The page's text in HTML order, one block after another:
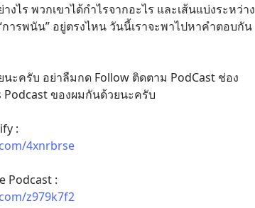
งไร พวกเขาได้กำไรจากอะไร และเส้นแบ่งระหว่าง
การพนัน” อยู่ตรงไหน วันนี้เราจะพาไปหาคำตอบกัน
นะครับ อย่าลืมกด Follow ติดตาม PodCast ช่อง
Podcast ของผมกันด้วยนะครับ
:
4xnrbrse
Podcast :
z979k7f2